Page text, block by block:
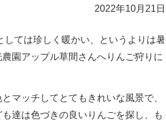
2022年10月21日
ては珍しく暖かい、というよりは暑
園アップル草間さんへりんご狩りに
マッチしてとてもきれいな風景で、
達は色づきの良いりんごを探し、も